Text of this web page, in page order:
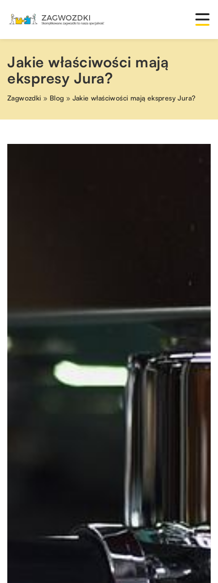
Jakie właściwości mają
ekspresy Jura?
Zagwozdki » Blog » Jakie właściwości mają ekspresy Jura?